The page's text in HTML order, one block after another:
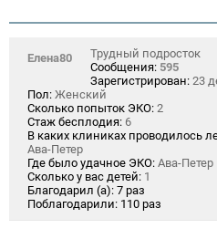
Елена80
Трудный подросток
Сообщения: 595
Зарегистрирован: 23
Пол: Женский
Сколько попыток ЭКО: 2
Стаж бесплодия: 6
В каких клиниках проводилось
Ава-Петер
Где было удачное ЭКО: Ава-Петер
Сколько у вас детей: 1
Благодарил (а): 7 раз
Поблагодарили: 110 раз